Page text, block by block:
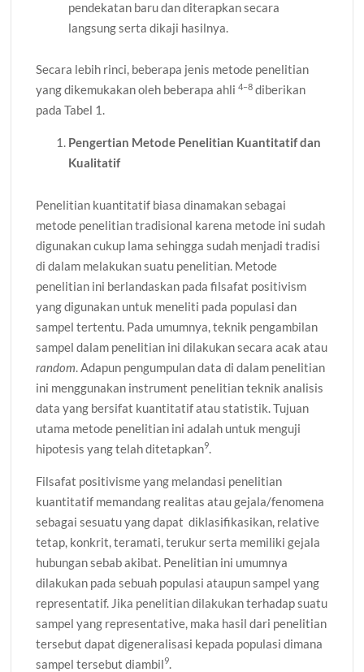
pendekatan baru dan diterapkan secara
langsung serta dikaji hasilnya.
Secara lebih rinci, beberapa jenis metode penelitian
yang dikemukakan oleh beberapa ahli4–8 diberikan
pada Tabel 1.
Pengertian Metode Penelitian Kuantitatif dan
Kualitatif
Penelitian kuantitatif biasa dinamakan sebagai
metode penelitian tradisional karena metode ini sudah
digunakan cukup lama sehingga sudah menjadi tradisi
di dalam melakukan suatu penelitian. Metode
penelitian ini berlandaskan pada filsafat positivism
yang digunakan untuk meneliti pada populasi dan
sampel tertentu. Pada umumnya, teknik pengambilan
sampel dalam penelitian ini dilakukan secara acak atau
random. Adapun pengumpulan data di dalam penelitian
ini menggunakan instrument penelitian teknik analisis
data yang bersifat kuantitatif atau statistik. Tujuan
utama metode penelitian ini adalah untuk menguji
hipotesis yang telah ditetapkan9.
Filsafat positivisme yang melandasi penelitian
kuantitatif memandang realitas atau gejala/fenomena
sebagai sesuatu yang dapat diklasifikasikan, relative
tetap, konkrit, teramati, terukur serta memiliki gejala
hubungan sebab akibat. Penelitian ini umumnya
dilakukan pada sebuah populasi ataupun sampel yang
representatif. Jika penelitian dilakukan terhadap suatu
sampel yang representative, maka hasil dari penelitian
tersebut dapat digeneralisasi kepada populasi dimana
sampel tersebut diambil9.